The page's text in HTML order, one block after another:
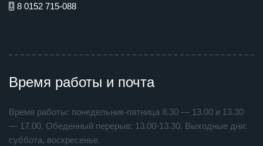
8 0152 715-088
Время работы и почта
Время работы: понедельник-пятница 8.30 — 13.00 и 13.30
— 17.00. Обеденный перерыв: 13.00-13.30. Выходные дни:
суббота, воскресенье.